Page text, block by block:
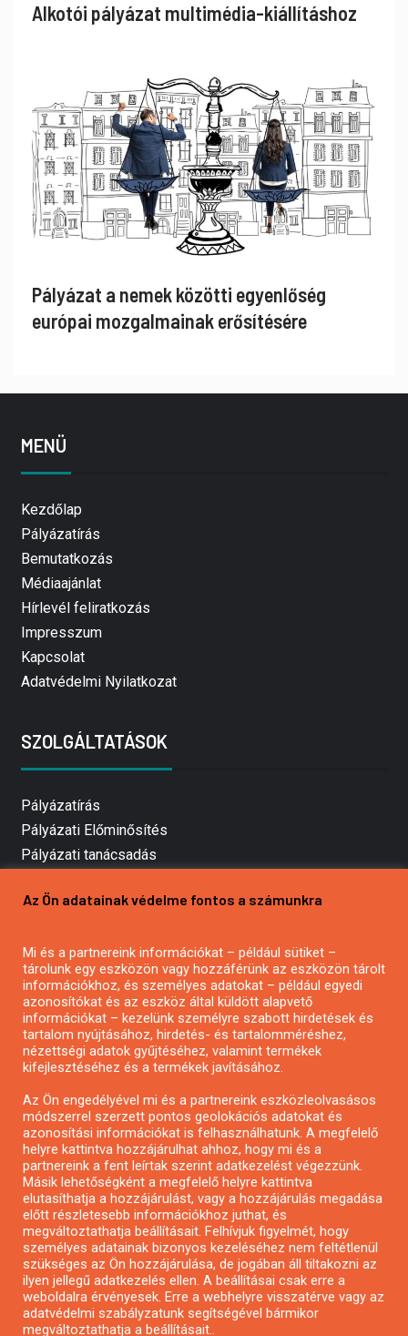
Alkotói pályázat multimédia-kiállításhoz
Pályázat a nemek közötti egyenlőség
európai mozgalmainak erősítésére
MENÜ
Kezdőlap
Pályázatírás
Bemutatkozás
Médiaajánlat
Hírlevél feliratkozás
Impresszum
Kapcsolat
Adatvédelmi Nyilatkozat
SZOLGÁLTATÁSOK
Pályázatírás
Pályázati Előminősítés
Pályázati tanácsadás
Mezőgazdasági pályázatírás
Pályázatírás civil szervezeteknek
Pályázatírás önkormányzatoknak
Pályázatfigyelés
Specifikus pályázatfigyelés vagy hírlevél
Pályázatok magánszemélyeknek
Pályázatok civil szervezeteknek
Pályázatok vállalkozásoknak
Önkormányzati pályázatok
Mezőgazdasági pályázatok
Falusi turizmus pályázatok
Napelem pályázatok
GINOP pályázatok
Az Ön adatainak védelme fontos a számunkra
Mi és a partnereink információkat – például sütiket –
tárolunk egy eszközön vagy hozzáférünk az eszközön tárolt
információkhoz, és személyes adatokat – például egyedi
azonosítókat és az eszköz által küldött alapvető
információkat – kezelünk személyre szabott hirdetések és
tartalom nyújtásához, hirdetés- és tartalomméréshez,
nézettségi adatok gyűjtéséhez, valamint termékek
kifejlesztéséhez és a termékek javításához.
Az Ön engedélyével mi és a partnereink eszközleolvasásos
módszerrel szerzett pontos geolokációs adatokat és
azonosítási információkat is felhasználhatunk. A megfelelő
helyre kattintva hozzájárulhat ahhoz, hogy mi és a
partnereink a fent leírtak szerint adatkezelést végezzünk.
Másik lehetőségként a megfelelő helyre kattintva
elutasíthatja a hozzájárulást, vagy a hozzájárulás megadása
előtt részletesebb információkhoz juthat, és
megváltoztathatja beállításait. Felhívjuk figyelmét, hogy
személyes adatainak bizonyos kezeléséhez nem feltétlenül
szükséges az Ön hozzájárulása, de jogában áll tiltakozni az
ilyen jellegű adatkezelés ellen. A beállításai csak erre a
weboldalra érvényesek. Erre a webhelyre visszatérve vagy az
adatvédelmi szabályzatunk segítségével bármikor
megváltoztathatja a beállításait..